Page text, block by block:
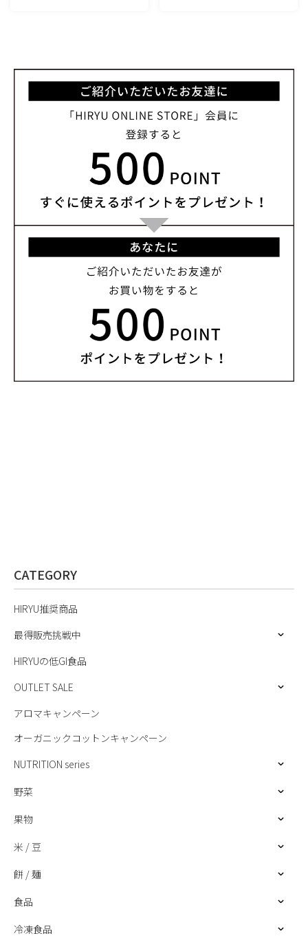
CATEGORY
HIRYU推奨商品
最得販売挑戦中
HIRYUの低GI食品
OUTLET SALE
アロマキャンペーン
オーガニックコットンキャンペーン
NUTRITION series
野菜
果物
米 / 豆
餅 / 麺
食品
冷凍食品